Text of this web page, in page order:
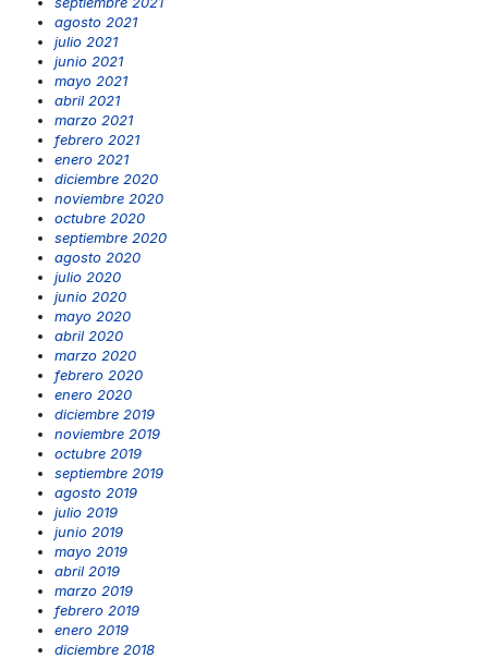
agosto 2021
julio 2021
junio 2021
mayo 2021
abril 2021
marzo 2021
febrero 2021
enero 2021
diciembre 2020
noviembre 2020
octubre 2020
septiembre 2020
agosto 2020
julio 2020
junio 2020
mayo 2020
abril 2020
marzo 2020
febrero 2020
enero 2020
diciembre 2019
noviembre 2019
octubre 2019
septiembre 2019
agosto 2019
julio 2019
junio 2019
mayo 2019
abril 2019
marzo 2019
febrero 2019
enero 2019
diciembre 2018